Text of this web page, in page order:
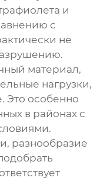
и
с
не
материал,
нагрузки,
Это особенно
в районах с
разнообразие